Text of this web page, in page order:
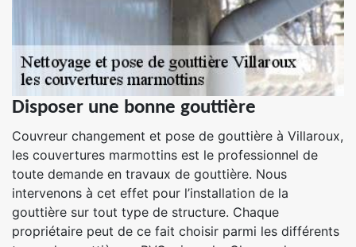
Disposer une bonne gouttière
Couvreur changement et pose de gouttière à Villaroux,
les couvertures marmottins est le professionnel de
toute demande en travaux de gouttière. Nous
intervenons à cet effet pour l’installation de la
gouttière sur tout type de structure. Chaque
propriétaire peut de ce fait choisir parmi les différents